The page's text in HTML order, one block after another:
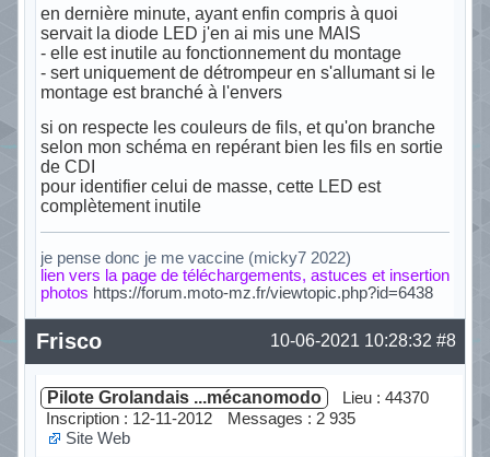
en dernière minute, ayant enfin compris à quoi
servait la diode LED j'en ai mis une MAIS
- elle est inutile au fonctionnement du montage
- sert uniquement de détrompeur en s'allumant si le
montage est branché à l'envers
si on respecte les couleurs de fils, et qu'on branche
selon mon schéma en repérant bien les fils en sortie
de CDI
pour identifier celui de masse, cette LED est
complètement inutile
je pense donc je me vaccine (micky7 2022)
lien vers la page de téléchargements, astuces et insertion
photos https://forum.moto-mz.fr/viewtopic.php?id=6438
Hors ligne #8
10-06-2021 10:28:32
Frisco
Pilote Grolandais ...mécanomodo
Lieu : 44370
Inscription : 12-11-2012
Messages : 2 935
Site Web